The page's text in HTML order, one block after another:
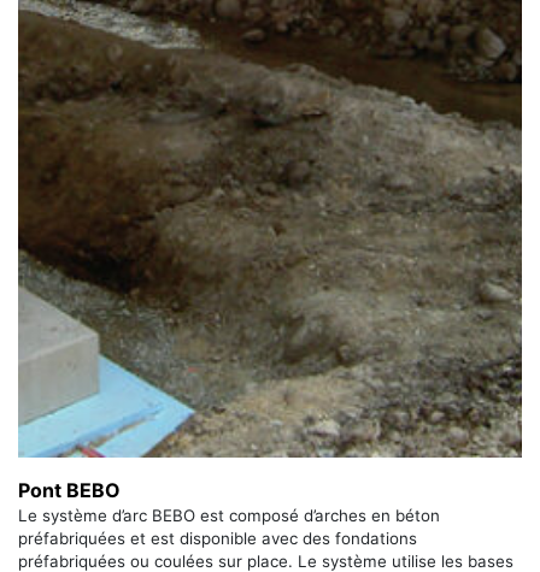
Pont BEBO
Le système d’arc BEBO est composé d’arches en béton
préfabriquées et est disponible avec des fondations
préfabriquées ou coulées sur place. Le système utilise les bases